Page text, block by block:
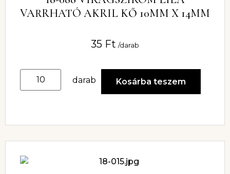
VARRHATÓ AKRIL KŐ 10MM X 14MM
35 Ft /darab
darab Kosárba teszem